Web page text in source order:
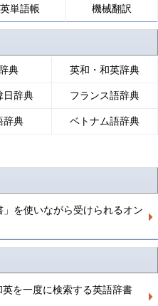
英単語帳 機械翻訳
典 英和・和英辞典
日辞典 フランス語辞典
辞典 ベトナム語辞典
を使いながら受けられるオン
を一度に検索する英語辞書